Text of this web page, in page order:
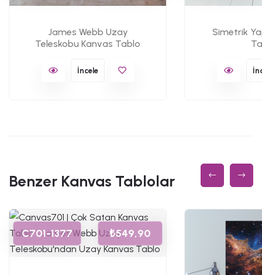
James Webb Uzay
Teleskobu Kanvas Tablo
İncele
Simetrik
Benzer Kanvas Tablolar
C701-1377 ₺549,90